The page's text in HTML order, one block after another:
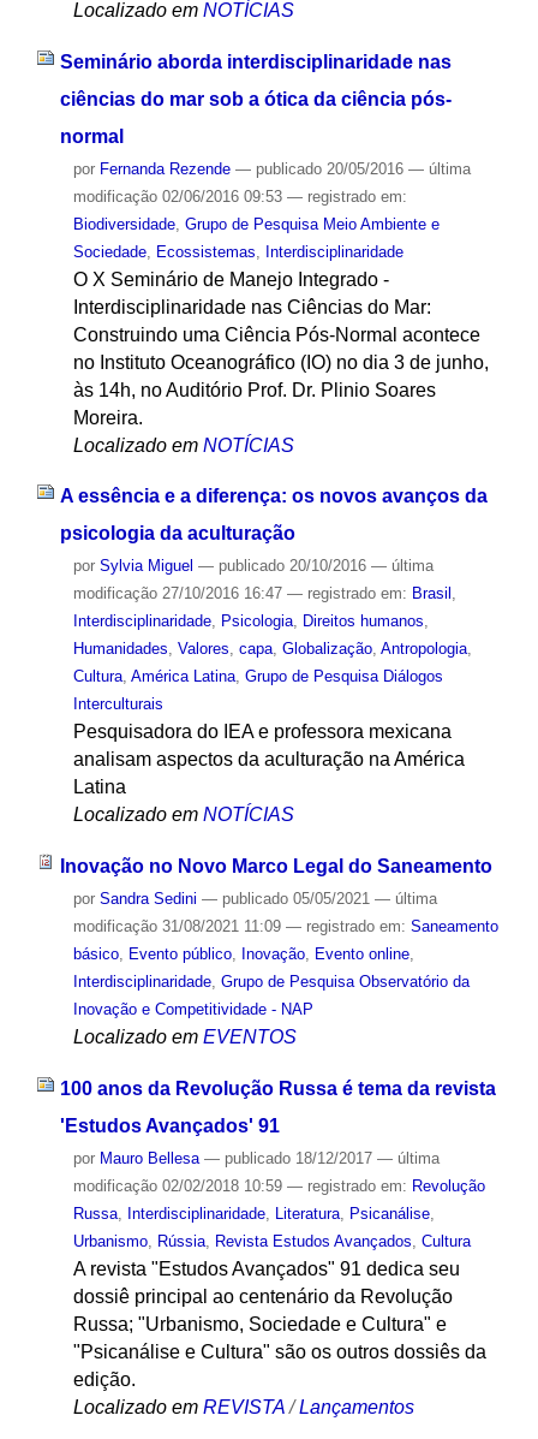
Localizado em NOTÍCIAS
Seminário aborda interdisciplinaridade nas
ciências do mar sob a ótica da ciência pós-
normal
por Fernanda Rezende — publicado20/05/2016 — última
modificação02/06/2016 09:53 — registrado em:
Biodiversidade, Grupo de Pesquisa Meio Ambiente e
Sociedade, Ecossistemas Interdisciplinaridade
O X Seminário de Manejo Integrado -
Interdisciplinaridade nas Ciências do Mar:
Construindo uma Ciência Pós-Normal acontece
no Instituto Oceanográfico (IO) no dia 3 de junho,
às 14h, no Auditório Prof. Dr. Plinio Soares
Moreira.
Localizado em NOTÍCIAS
A essência e a diferença: os novos avanços da
psicologia da aculturação
por Sylvia Miguel — publicado20/10/2016 — última
modificação27/10/2016 16:47 — registrado em: Brasil ,
Interdisciplinaridade, Psicologia, Direitos humanos,
Humanidades, Valores, capa, Globalização, Antropologia,
Cultura, América Latina, Grupo de Pesquisa Diálogos
Interculturais
Pesquisadora do IEA e professora mexicana
analisam aspectos da aculturação na América
Latina
Localizado em NOTÍCIAS
Inovação no Novo Marco Legal do Saneamento
por Sandra Sedini — publicado05/05/2021 — última
modificação31/08/2021 11:09 — registrado em: Saneamento
básico, Evento público, Inovação, Evento online,
Interdisciplinaridade, Grupo de Pesquisa Observatório da
Inovação e Competitividade - NAP
Localizado em EVENTOS
100 anos da Revolução Russa é tema da revista
'Estudos Avançados' 91
por Mauro Bellesa — publicado18/12/2017 — última
modificação02/02/2018 10:59 — registrado em: Revolução
Russa, Interdisciplinaridade, Literatura, Psicanálise,
Urbanismo, Rússia, Revista Estudos Avançados Cultura
A revista "Estudos Avançados" 91 dedica seu
dossiê principal ao centenário da Revolução
Russa; "Urbanismo, Sociedade e Cultura" e
"Psicanálise e Cultura" são os outros dossiês da
edição.
Localizado em REVISTA /Lançamentos